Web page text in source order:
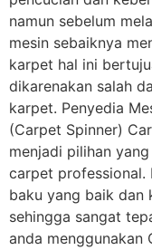
namun sebelum
mesin sebaiknya
karpet hal ini
dikarenakan salah
karpet. Penyedia
(Carpet Spinner)
menjadi pilihan
carpet professional.
baku yang baik dan
sehingga sangat
anda menggunakan